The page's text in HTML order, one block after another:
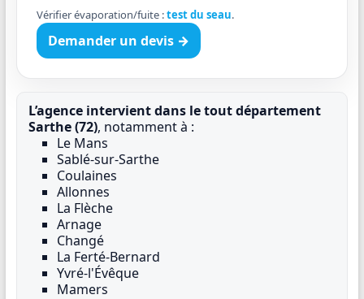
Vérifier évaporation/fuite :test du seau.
Demander un devis →
L’agence intervient dans le tout département
Sarthe (72), notamment à :
Le Mans
Sablé-sur-Sarthe
Coulaines
Allonnes
La Flèche
Arnage
Changé
La Ferté-Bernard
Yvré-l'Évêque
Mamers